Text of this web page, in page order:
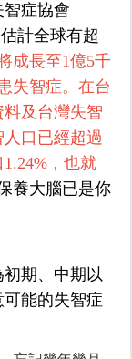
症協會
計全球有超
成長至1億5千
失智症。在台
及台灣失智
口已經超過
，也就
養大腦已是你
期、中期以
能的失智症